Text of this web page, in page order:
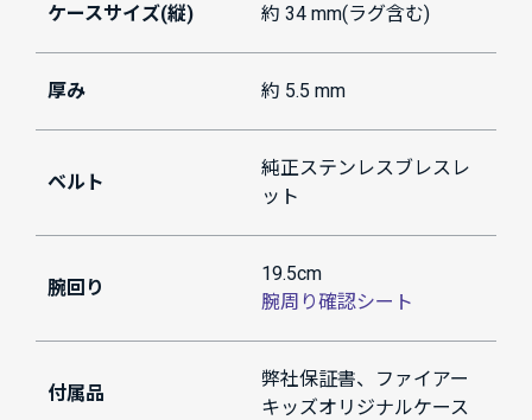
ケースサイズ(縦) 約 34 mm(ラグ含む)
厚み 約 5.5 mm
ベルト
純正ステンレスブレスレ
ット
腕回り
19.5cm
腕周り確認シート
付属品
弊社保証書、ファイアー
キッズオリジナルケース